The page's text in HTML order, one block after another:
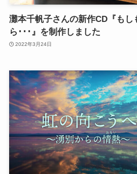
灘本千帆子さんの新作CD『もし
ら･･･』を制作しました
2022年3月24日